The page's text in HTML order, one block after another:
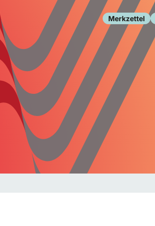
Merkzettel
Leben
Familie
Freizeit
Gesundheit
Internet
Gesellschaft
Forschung
Migration
Polizei